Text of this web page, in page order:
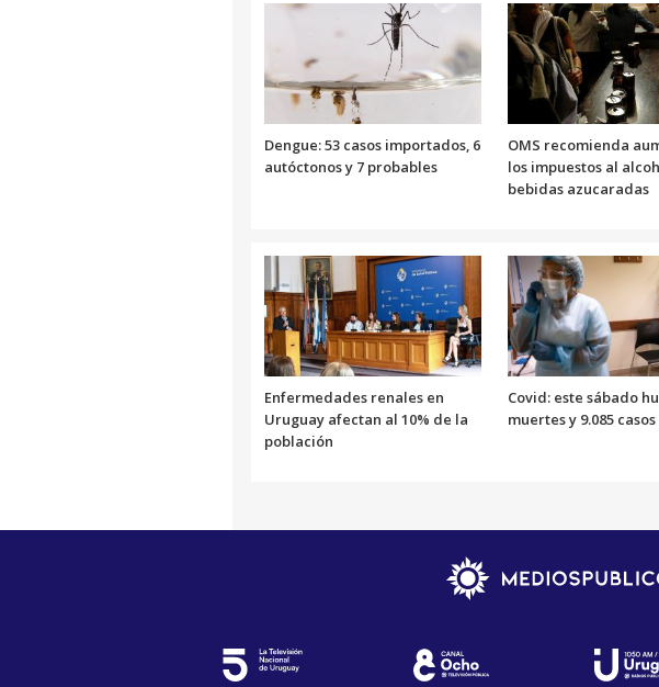
Dengue: 53 casos importados, 6
autóctonos y 7 probables
OMS recomienda
los impuestos al
bebidas azucaradas
Enfermedades renales en
Uruguay afectan al 10% de la
población
Covid: este sábado
muertes y 9.085